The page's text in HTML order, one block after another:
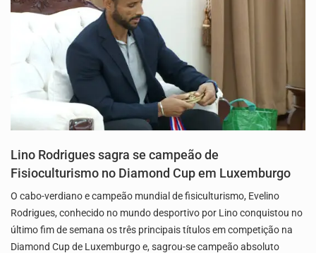
Lino Rodrigues sagra se campeão de
Fisioculturismo no Diamond Cup em Luxemburgo
O cabo-verdiano e campeão mundial de fisiculturismo, Evelino
Rodrigues, conhecido no mundo desportivo por Lino conquistou no
último fim de semana os três principais títulos em competição na
Diamond Cup de Luxemburgo e, sagrou-se campeão absoluto